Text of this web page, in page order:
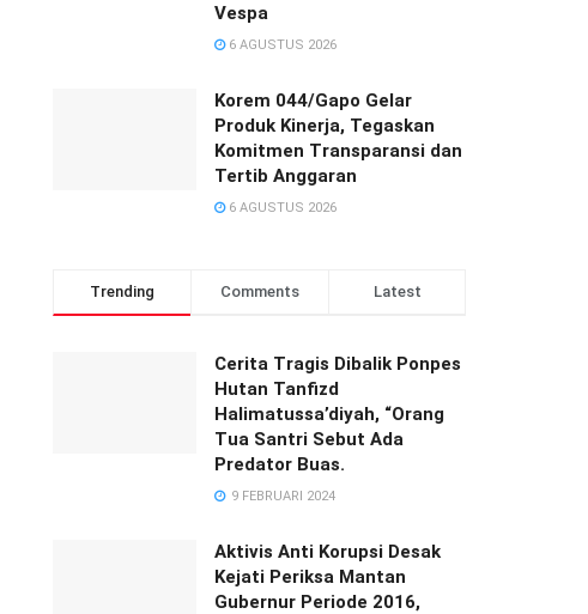
Vespa
6 AGUSTUS 2026
Korem 044/Gapo Gelar
Produk Kinerja, Tegaskan
Komitmen Transparansi dan
Tertib Anggaran
6 AGUSTUS 2026
Trending Comments Latest
Cerita Tragis Dibalik Ponpes
Hutan Tanfizd
Halimatussa’diyah, “Orang
Tua Santri Sebut Ada
Predator Buas.
9 FEBRUARI 2024
Aktivis Anti Korupsi Desak
Kejati Periksa Mantan
Gubernur Periode 2016,